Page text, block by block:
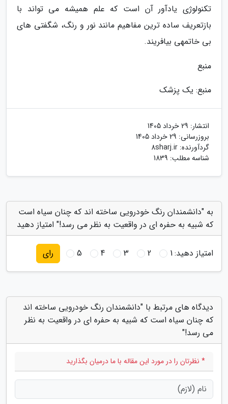
تکنولوژی یادآور آن است که علم همیشه می تواند با
بازتعریف ساده ترین مفاهیم مانند نور و رنگ، شگفتی های
بی خاتمهی بیافریند.
منبع
منبع: یک پزشک
انتشار: 29 خرداد 1405
بروزرسانی: 29 خرداد 1405
گردآورنده: 8sharj.ir
شناسه مطلب: 1839
به "دانشمندان رنگ خودرویی ساخته اند که چنان سیاه است
که شبیه به حفره ای در واقعیت به نظر می رسد!" امتیاز دهید
امتیاز دهید:1
2
3
4
5 رای
دیدگاه های مرتبط با "دانشمندان رنگ خودرویی ساخته اند
که چنان سیاه است که شبیه به حفره ای در واقعیت به نظر
می رسد!"
* نظرتان را در مورد این مقاله با ما درمیان بگذارید